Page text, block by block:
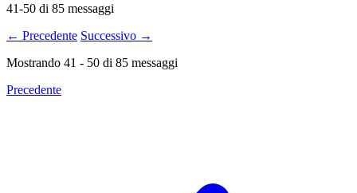
41-50 di 85 messaggi
← Precedente Successivo →
Mostrando 41 - 50 di 85 messaggi
Precedente